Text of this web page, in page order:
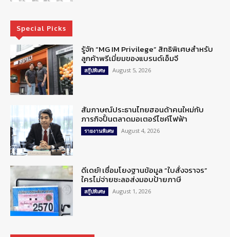
Special Picks
รู้จัก “MG IM Privilege” สิทธิพิเศษสำหรับ
ลูกค้าพรีเมี่ยมของแบรนด์เอ็มจี
สกู๊ปพิเศษ August 5, 2026
สัมภาษณ์ประธานไทยฮอนด้าคนใหม่กับ
ภารกิจปั้นตลาดมอเตอร์ไซค์ไฟฟ้า
รายงานพิเศษ August 4, 2026
ดีเดย์! เชื่อมโยงฐานข้อมูล “ใบสั่งจราจร”
ใครไม่จ่ายชะลอส่งมอบป้ายภาษี
สกู๊ปพิเศษ August 1, 2026